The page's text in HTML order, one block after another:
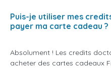
Puis-je utiliser mes
payer ma carte cadeau ?
Absolument ! Les credits
acheter des cartes cadeaux